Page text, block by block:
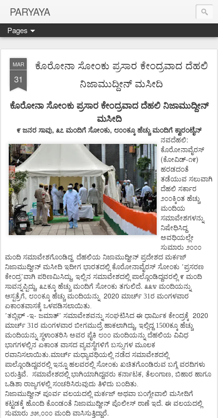
PARYAYA
Pages
MAR
31
ಕೊರೋನಾ ಸೋಂಕು ಪ್ರಸಾರ ಕೇಂದ್ರವಾದ ದೆಹಲಿ
ನಿಜಾಮುದ್ದೀನ್ ಮಸೀದಿ
ಕೊರೋನಾ ಸೋಂಕು ಪ್ರಸಾರ ಕೇಂದ್ರವಾದ ದೆಹಲಿ ನಿಜಾಮುದ್ದೀನ್
ಮಸೀದಿ
೯ ಜನರ ಸಾವು, ೩೭ ಮಂದಿಗೆ ಸೋಂಕು, ೮೦೦ಕ್ಕೂ ಹೆಚ್ಚು ಮಂದಿಗೆ ಕ್ವಾರಂಟೈನ್
ನವದೆಹಲಿ:
ಕೊರೋನಾವೈರಸ್
(ಕೋವಿಡ್-೧೯)
ಹರಡದಂತೆ
ತಡೆಯುವ ಸಲುವಾಗಿ
ದೆಹಲಿ ಸರ್ಕಾರ
೨೦೦ಕ್ಕಿಂತ ಹೆಚ್ಚು
ಮಂದಿಯ
ಸಮಾವೇಶಗಳನ್ನು
ನಿಷೇಧಿಸಿದ್ದ
ಅವಧಿಯಲ್ಲೇ
ಸುಮಾರು ೨೦೦೦
ಮಂದಿ ಸಮಾವೇಶಗೊಂಡಿದ್ದ ದೆಹಲಿಯ ನಿಜಾಮುದ್ದೀನ್ ಪ್ರದೇಶದ ಮರ್ಕಜ್
ನಿಜಾಮುದ್ದೀನ್ ಮಸೀದಿ ಇದೀಗ ಭಾರತದಲ್ಲಿ ಕೊರೋನಾವೈರಸ್ ಸೋಂಕು ’ಪ್ರಸರಣ
ಕೇಂದ್ರ’ವಾಗಿ ಪರಿಣಮಿಸಿದ್ದು, ಇಲ್ಲಿನ ಸಮಾವೇಶದಲ್ಲಿ ಪಾಲ್ಗೊಂಡಿದ್ದವರಲ್ಲಿ ೯ ಮಂದಿ
ಸಾವನ್ನಪ್ಪಿದ್ದು, ೩೭ಕ್ಕೂ ಹೆಚ್ಚು ಮಂದಿಗೆ ಸೋಂಕು ತಗುಲಿದೆ. ೩೩೪ ಮಂದಿಯನ್ನು
ಆಸ್ಪತ್ರೆಗೆ, ೮೦೦ಕ್ಕೂ ಹೆಚ್ಚು ಮಂದಿಯನ್ನು 2020 ಮಾರ್ಚ್ 31ರ ಮಂಗಳವಾರ
ಏಕಾಂತವಾಸಕ್ಕೆ ಒಳಪಡಿಸಲಾಯಿತು.
’ತಬ್ಲಿಘ್-ಇ- ಜಮಾತ್’ ಸಮಾವೇಶವನ್ನು ಸಂಘಟಿಸಿದ ಈ ಧಾರ್ಮಿಕ ಕೇಂದ್ರಕ್ಕೆ 2020
ಮಾರ್ಚ್ 31ರ ಮಂಗಳವಾರ ಬೀಗಮುದ್ರೆ ಹಾಕಲಾಗಿದ್ದು, ಇಲ್ಲಿದ್ದ 1500ಕ್ಕೂ ಹೆಚ್ಚು
ಮಂದಿಯನ್ನು ಸ್ಥಳಾಂತರಿಸಿ ಅವರ ಪೈಕಿ ೮೦೦ ಮಂದಿಯನ್ನು ದೆಹಲಿಯ ವಿವಿಧ
ಭಾಗಗಳಲ್ಲಿನ ಏಕಾಂತ ವಾಸದ ವ್ಯವಸ್ಥೆಗಳಿಗೆ ಬಸ್ಸುಗಳ ಮೂಲಕ
ರವಾನಿಸಲಾಯಿತು.ಮಾರ್ಚ್ ಮಧ್ಯಾವಧಿಯಲ್ಲಿ ನಡೆದ ಸಮಾವೇಶದಲ್ಲಿ
ಪಾಲ್ಗೊಂಡಿದ್ದವರಲ್ಲಿ ಇನ್ನೂ ಹಲವರಲ್ಲಿ ಸೋಂಕು ಖಚಿತಗೊಂಡಿರುವ ಬಗ್ಗೆ ವರದಿಗಳು
ಬರುತ್ತಿವೆ. ಸಮಾವೇಶದಲ್ಲಿ ಭಾಗಿಯಾಗಿದ್ದವರು ಕರ್ನಾಟಕ, ತೆಲಂಗಾಣ, ಬಿಹಾರ ಹಾಗೂ
ಒಡಿಶಾ ರಾಜ್ಯಗಳಲ್ಲಿ ಸಂಚರಿಸಿರುವುದು ತಿಳಿದು ಬಂದಿತು.
ನಿಜಾಮುದ್ದೀನ್ ಪೂರ್ವ ವಲಯದಲ್ಲಿ ಮರ್ಕಜ್ ಅಥವಾ ಬಂಗ್ಲೇವಾಲಿ ಮಸೀದಿಗೆ
ಕಟ್ಟಡಕ್ಕೆ ಹೊಂದಿ ಕೊಂಡಂತೆ ನಿಜಾಮುದ್ದೀನ್ ಪೊಲೀಸ್ ಠಾಣೆ ಇದೆ. ಈ ವಲಯದಲ್ಲಿ
ಸುಮಾರು ೨೫,೦೦೦ ಮಂದಿ ವಾಸಿಸುತ್ತಿದ್ದಾರೆ.